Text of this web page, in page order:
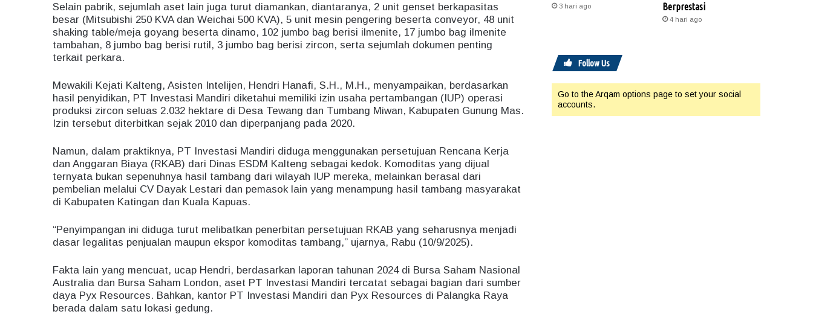
Selain pabrik, sejumlah aset lain juga turut diamankan, diantaranya, 2 unit genset berkapasitas
besar (Mitsubishi 250 KVA dan Weichai 500 KVA), 5 unit mesin pengering beserta conveyor, 48 unit
shaking table/meja goyang beserta dinamo, 102 jumbo bag berisi ilmenite, 17 jumbo bag ilmenite
tambahan, 8 jumbo bag berisi rutil, 3 jumbo bag berisi zircon, serta sejumlah dokumen penting
terkait perkara.
Mewakili Kejati Kalteng, Asisten Intelijen, Hendri Hanafi, S.H., M.H., menyampaikan, berdasarkan
hasil penyidikan, PT Investasi Mandiri diketahui memiliki izin usaha pertambangan (IUP) operasi
produksi zircon seluas 2.032 hektare di Desa Tewang dan Tumbang Miwan, Kabupaten Gunung Mas.
Izin tersebut diterbitkan sejak 2010 dan diperpanjang pada 2020.
Namun, dalam praktiknya, PT Investasi Mandiri diduga menggunakan persetujuan Rencana Kerja
dan Anggaran Biaya (RKAB) dari Dinas ESDM Kalteng sebagai kedok. Komoditas yang dijual
ternyata bukan sepenuhnya hasil tambang dari wilayah IUP mereka, melainkan berasal dari
pembelian melalui CV Dayak Lestari dan pemasok lain yang menampung hasil tambang masyarakat
di Kabupaten Katingan dan Kuala Kapuas.
“Penyimpangan ini diduga turut melibatkan penerbitan persetujuan RKAB yang seharusnya menjadi
dasar legalitas penjualan maupun ekspor komoditas tambang,” ujarnya, Rabu (10/9/2025).
Fakta lain yang mencuat, ucap Hendri, berdasarkan laporan tahunan 2024 di Bursa Saham Nasional
Australia dan Bursa Saham London, aset PT Investasi Mandiri tercatat sebagai bagian dari sumber
daya Pyx Resources. Bahkan, kantor PT Investasi Mandiri dan Pyx Resources di Palangka Raya
berada dalam satu lokasi gedung.
3 hari ago
Berprestasi
4 hari ago
Follow Us
Go to the Arqam options page to set your social
accounts.